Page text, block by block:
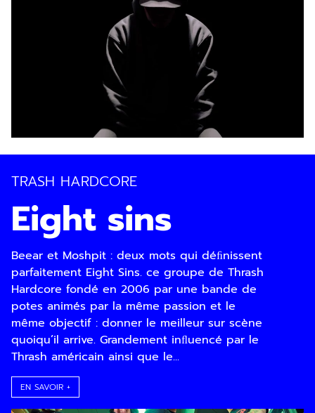
TRASH HARDCORE
Eight sins
Beear et Moshpit : deux mots qui déﬁnissent
parfaitement Eight Sins. ce groupe de Thrash
Hardcore fondé en 2006 par une bande de
potes animés par la même passion et le
même objectif : donner le meilleur sur scène
quoiqu’il arrive. Grandement inﬂuencé par le
Thrash américain ainsi que le...
EN SAVOIR +